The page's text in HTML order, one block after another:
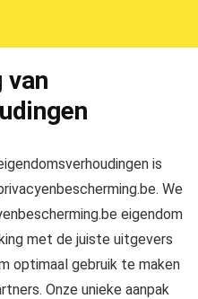
van
is
We
eigendom
met de juiste uitgevers
optimaal gebruik te maken
Onze unieke aanpak